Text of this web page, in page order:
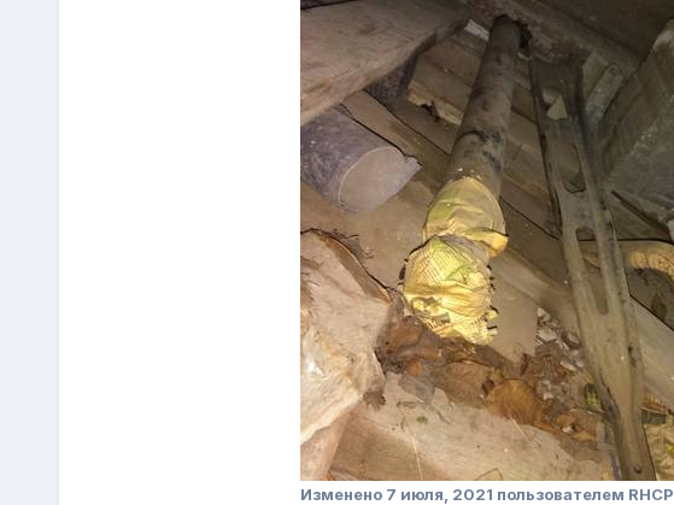
Изменено 7 июля, 2021 пользователем RHCP